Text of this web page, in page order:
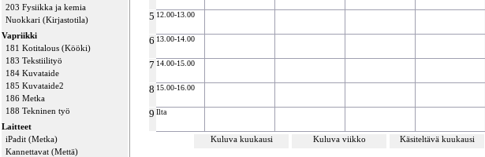
203 Fysiikka ja kemia
Nuokkari (Kirjastotila)
Vapriikki
181 Kotitalous (Kööki)
183 Tekstiilityö
184 Kuvataide
185 Kuvataide2
186 Metka
188 Tekninen työ
Laitteet
iPadit (Metka)
Kannettavat (Mettä)
5 12.00-13.00
6 13.00-14.00
7 14.00-15.00
8 15.00-16.00
9 Ilta
Kuluva kuukausi Kuluva viikko Käsiteltävä kuukausi